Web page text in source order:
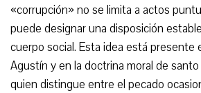
«corrupción» no se limita a actos
puede designar una disposición
cuerpo social. Esta idea está presente
Agustín y en la doctrina moral de
quien distingue entre el pecado